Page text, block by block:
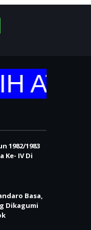
ATAS
1982/1983
Ke- IV Di
Basa,
Dikagumi